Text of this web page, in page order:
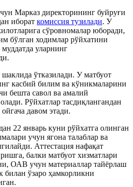
Марказ директорининг буйруғи
иборат комиссия тузилади. У
сўровномалар юборади,
бўлган ходимлар рўйхатини
уларнинг
шаклида ўтказилади. У матбуот
касбий билим ва кўникмаларини
бешта савол ва амалий
Рўйхатлар тасдиқлангандан
давом этади.
22 январь куни рўйхатга олинган
учун ягона талаблар ва
Аттестация нафақат
балки матбуот хизматлари
ОАВ учун материаллар тайёрлаш
билан ўзаро ҳамкорликни